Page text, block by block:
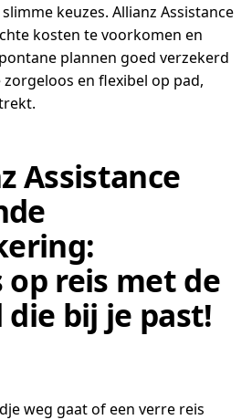
keuzes. Allianz Assistance
kosten te voorkomen en
plannen goed verzekerd
en flexibel op pad,
Assistance
op reis met de
bij je past!
weg gaat of een verre reis